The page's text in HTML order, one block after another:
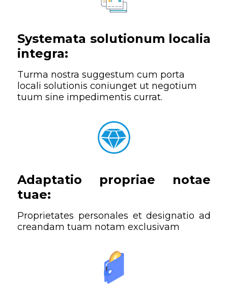
Systemata solutionum localia
integra:
Turma nostra suggestum cum porta
locali solutionis coniunget ut negotium
tuum sine impedimentis currat.
Adaptatio propriae notae
tuae:
Proprietates personales et designatio ad
creandam tuam notam exclusivam